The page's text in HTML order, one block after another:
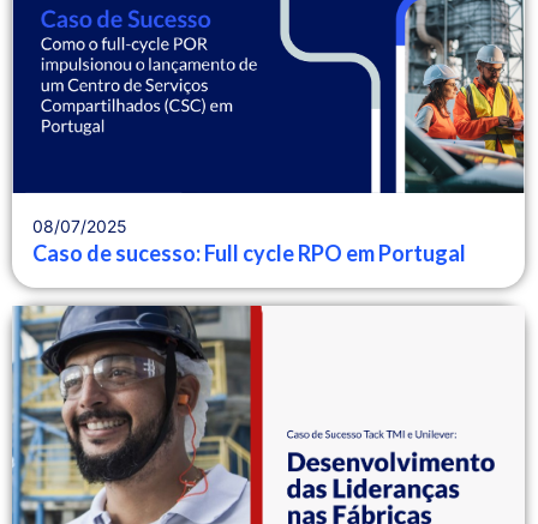
08/07/2025
Caso de sucesso: Full cycle RPO em Portugal